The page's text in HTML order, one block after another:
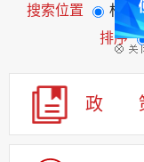
搜索位置 标题
排序
政